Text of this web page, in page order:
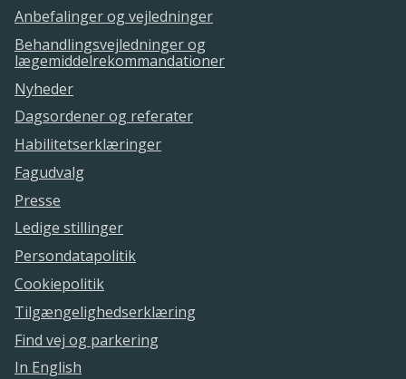
Anbefalinger og vejledninger
Behandlingsvejledninger og
lægemiddelrekommandationer
Nyheder
Dagsordener og referater
Habilitetserklæringer
Fagudvalg
Presse
Ledige stillinger
Persondatapolitik
Cookiepolitik
Tilgængelighedserklæring
Find vej og parkering
In English